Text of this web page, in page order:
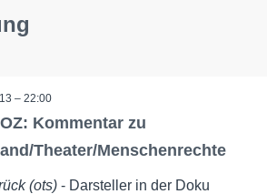
– 22:00
Kommentar zu
Theater/Menschenrechte
(ots)- Darsteller in der Doku